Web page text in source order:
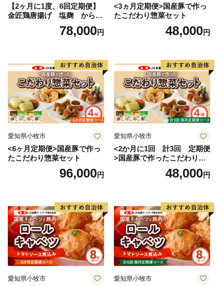
【2ヶ月に1度、6回定期便】
金匠鶏唐揚げ 塩麹 からあ
78,000円
<3ヵ月定期便>国産豚で作っ
たこだわり惣菜セット
48,000円
愛知県小牧市
<6ヶ月定期便>国産豚で作っ
たこだわり惣菜セット
96,000円
愛知県小牧市
<2か月に1回 計3回 定期便
>国産豚で作ったこだわり惣
48,000円
愛知県小牧市 愛知県小牧市